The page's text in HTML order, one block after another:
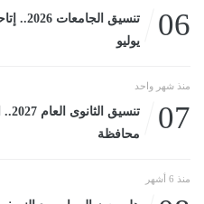
06
يوليو
منذ شهر واحد
07
محافظة
منذ 6 أشهر